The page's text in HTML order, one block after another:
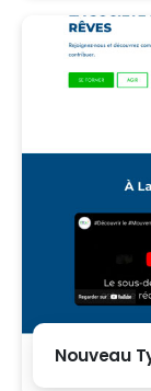
Nouveau